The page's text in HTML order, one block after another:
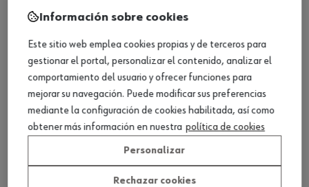
Ver producto
Información sobre cookies
Este sitio web emplea cookies propias y de terceros para
gestionar el portal, personalizar el contenido, analizar el
comportamiento del usuario y ofrecer funciones para
mejorar su navegación. Puede modificar sus preferencias
mediante la configuración de cookies habilitada, así como
obtener más información en nuestra política de cookies
Personalizar
Rechazar cookies